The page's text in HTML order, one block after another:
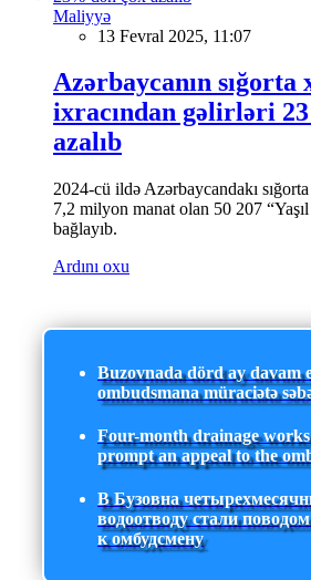
Maliyyə
13 Fevral 2025, 11:07
Azərbaycanın
ixracından gəlirləri
azalıb
2024-cü ildə Azərbaycandakı
7,2 milyon manat olan 50 207
bağlayıb.
Ardını oxu
Buzovnada dörd ay davam
ombudsmana müraciətə
Four-month drainage
prompt an appeal to the
В Бузовна
водоотводу стали
к омбудсмену